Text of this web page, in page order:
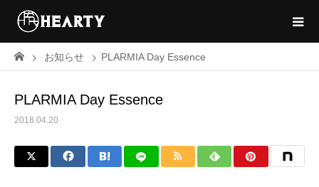
お知らせ PLARMIA Day Essence
PLARMIA Day Essence
2018.04.20